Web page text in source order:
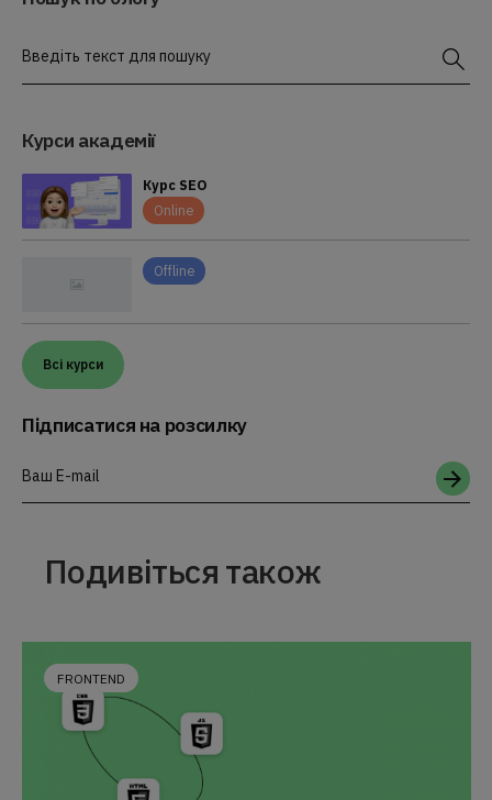
Введіть текст для пошуку
Курси академії
Курс SEO
Online
Offline
Всі курси
Підписатися на розсилку
Ваш E-mail
Подивіться також
FRONTEND